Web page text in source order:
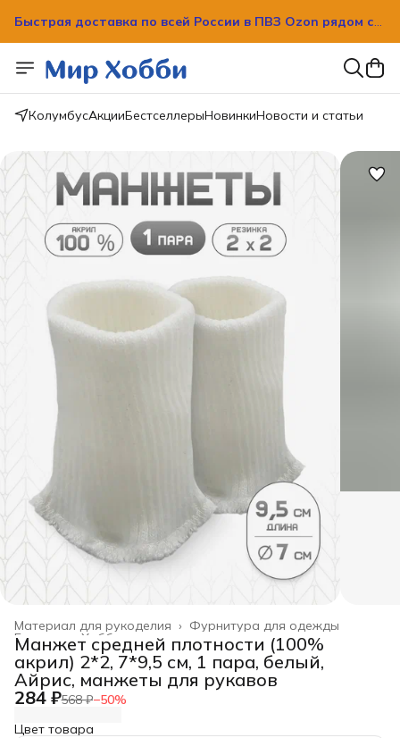
Быстрая доставка по всей России в ПВЗ Ozon рядом с
вашим домом!
КолумбусАкцииБестселлерыНовинкиНовости и статьи
Фурнитура для одежды
Материал для рукоделия ›
Хобби и творчество ›
Главная ›
Манжет средней плотности (100%
акрил) 2*2, 7*9,5 см, 1 пара, белый,
Айрис, манжеты для рукавов
284 ₽568 ₽−50%
Цвет товара